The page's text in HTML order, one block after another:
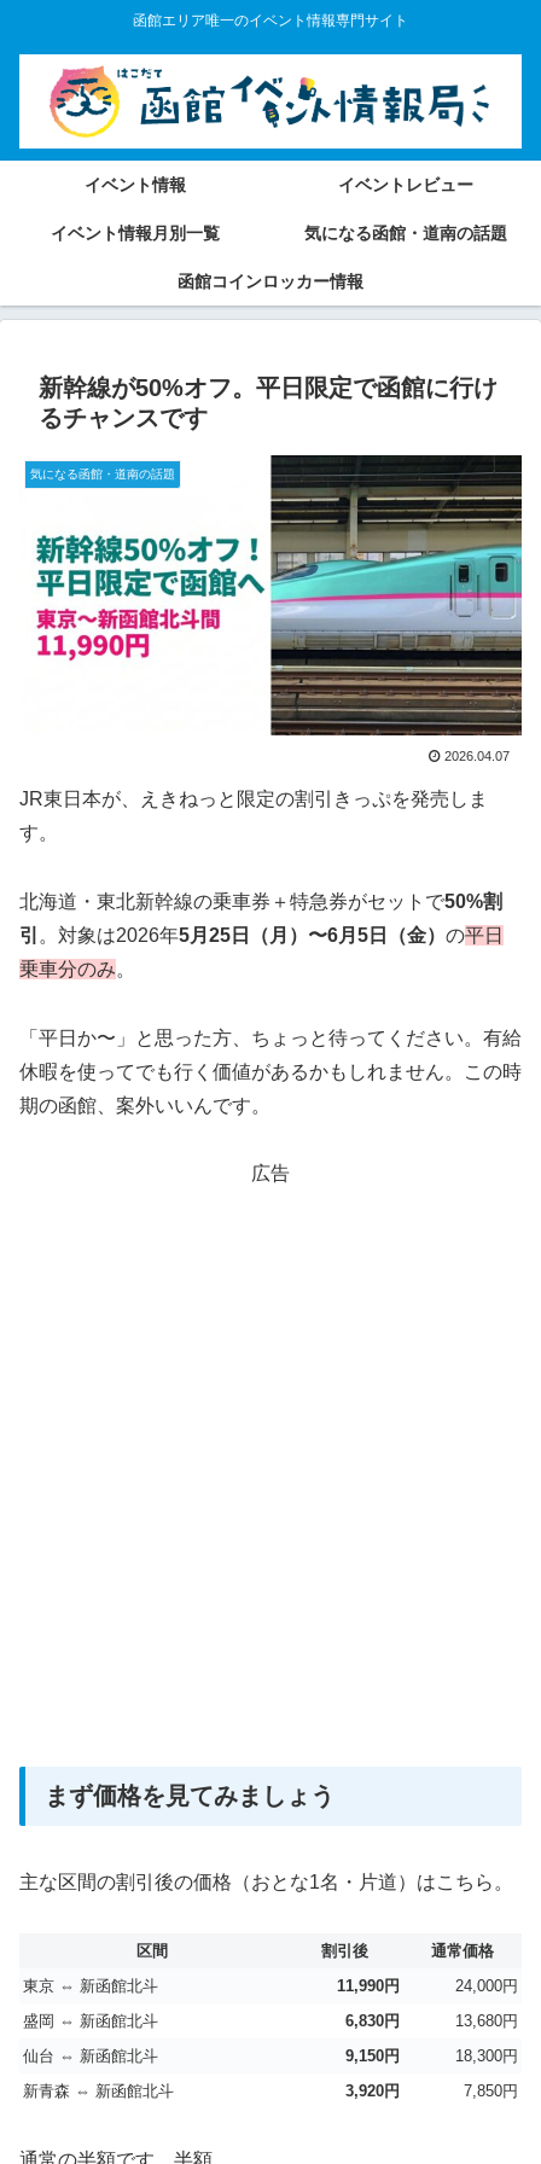
函館エリア唯一のイベント情報専門サイト
イベント情報 イベントレビュー
イベント情報月別一覧 気になる函館・道南の話題
函館コインロッカー情報
新幹線が50%オフ。平日限定で函館に行け
るチャンスです
気になる函館・道南の話題
2026.04.07
JR東日本が、えきねっと限定の割引きっぷを発売しま
す。
北海道・東北新幹線の乗車券＋特急券がセットで50%割
引 。対象は2026年5月25日（月）〜6月5日（金） の平日
乗車分のみ。
「平日か〜」と思った方、ちょっと待ってください。有給
休暇を使ってでも行く価値があるかもしれません。この時
期の函館、案外いいんです。
広告
まず価格を見てみましょう
主な区間の割引後の価格（おとな1名・片道）はこちら。
区間 割引後
通常価格
東京 ⇔ 新函館北斗
11,990円
24,000円
盛岡 ⇔ 新函館北斗
6,830円
13,680円
仙台 ⇔ 新函館北斗
9,150円
18,300円
新青森 ⇔ 新函館北斗
3,920円 7,850円